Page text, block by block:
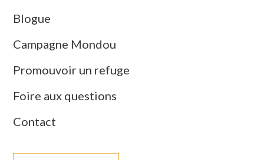
Blogue
Campagne Mondou
Promouvoir un refuge
Foire aux questions
Contact